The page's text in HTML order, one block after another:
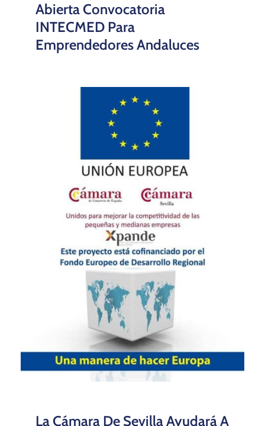
Abierta Convocatoria
INTECMED Para
Emprendedores Andaluces
La Cámara De Sevilla Ayudará A